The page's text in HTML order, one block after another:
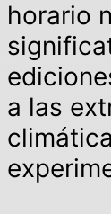
horario
a las